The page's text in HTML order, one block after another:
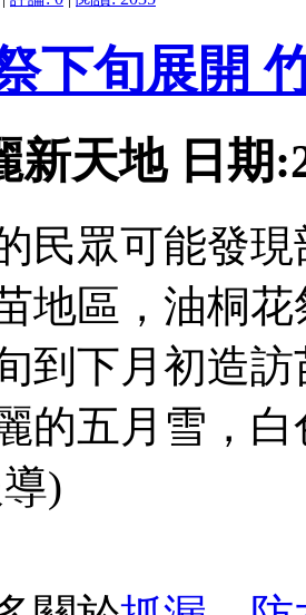
下旬展開
新天地 日期
民眾可能發
地區，油桐
到下月初造
的五月雪，
)